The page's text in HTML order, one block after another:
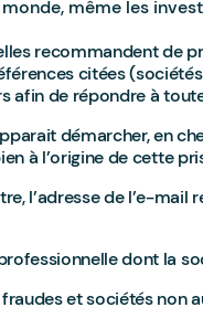
même les
recommandent de
citées
afin de répondre à
démarcher, en
à l’origine de cette
l’adresse de l’e-mail
dont la
et sociétés non